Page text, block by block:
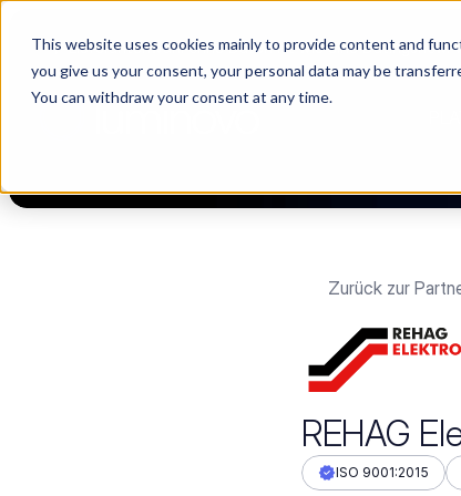
This website uses cookies mainly to provide content and
you give us your consent, your personal data may be
You can withdraw your consent at any time.
🌹 Lieferantenwahl ohne Daten ist wie eine Datingshow.
Zurück zur
REHAG
ISO 9001:2015